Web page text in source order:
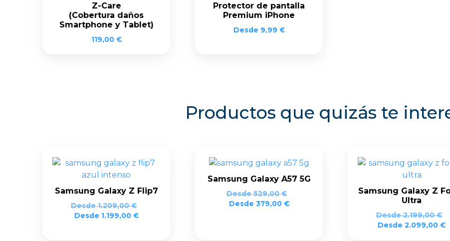
Z-Care
(Cobertura daños
Smartphone y Tablet)
119,00 €
Protector de pantalla
Premium iPhone
Desde 9,99 €
Productos que quizás te
Samsung Galaxy Z Flip7
Desde1.209,00€
Desde 1.199,00 €
Samsung Galaxy A57 5G
Desde529,00€
Desde 379,00 €
Samsung Galaxy Z
Ultra
Desde2.199,00€
Desde 2.099,00 €